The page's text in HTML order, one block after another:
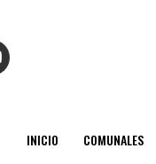
INICIO COMUNALES